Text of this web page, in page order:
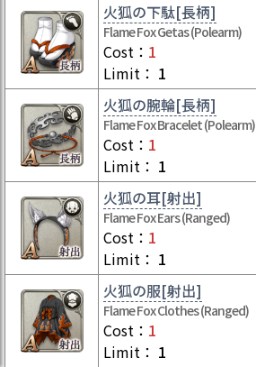
火狐の下駄[長柄]
Flame Fox Getas (Polearm)
Cost ： 1
Limit ： 1
火狐の腕輪[長柄]
Flame Fox Bracelet (Polearm)
Cost ： 1
Limit ： 1
火狐の耳[射出]
Flame Fox Ears (Ranged)
Cost ： 1
Limit ： 1
火狐の服[射出]
Flame Fox Clothes (Ranged)
Cost ： 1
Limit ： 1